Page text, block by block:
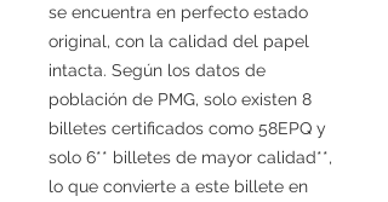
se encuentra en perfecto estado
original, con la calidad del papel
intacta. Según los datos de
población de PMG, solo existen 8
billetes certificados como 58EPQ y
solo 6** billetes de mayor calidad**,
lo que convierte a este billete en